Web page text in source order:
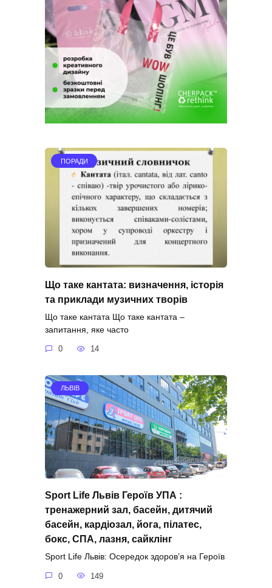
ПОРАДИ
Що таке кантата: визначення, історія
та приклади музичних творів
Що таке кантата Що таке кантата –
запитання, яке часто
0 14
ЛЬВІВ
Sport Life Львів Героїв УПА :
тренажерний зал, басейн, дитячий
басейн, кардіозал, йога, пілатес,
бокс, СПА, лазня, сайклінг
Sport Life Львів: Осередок здоров’я на Героїв
0 149